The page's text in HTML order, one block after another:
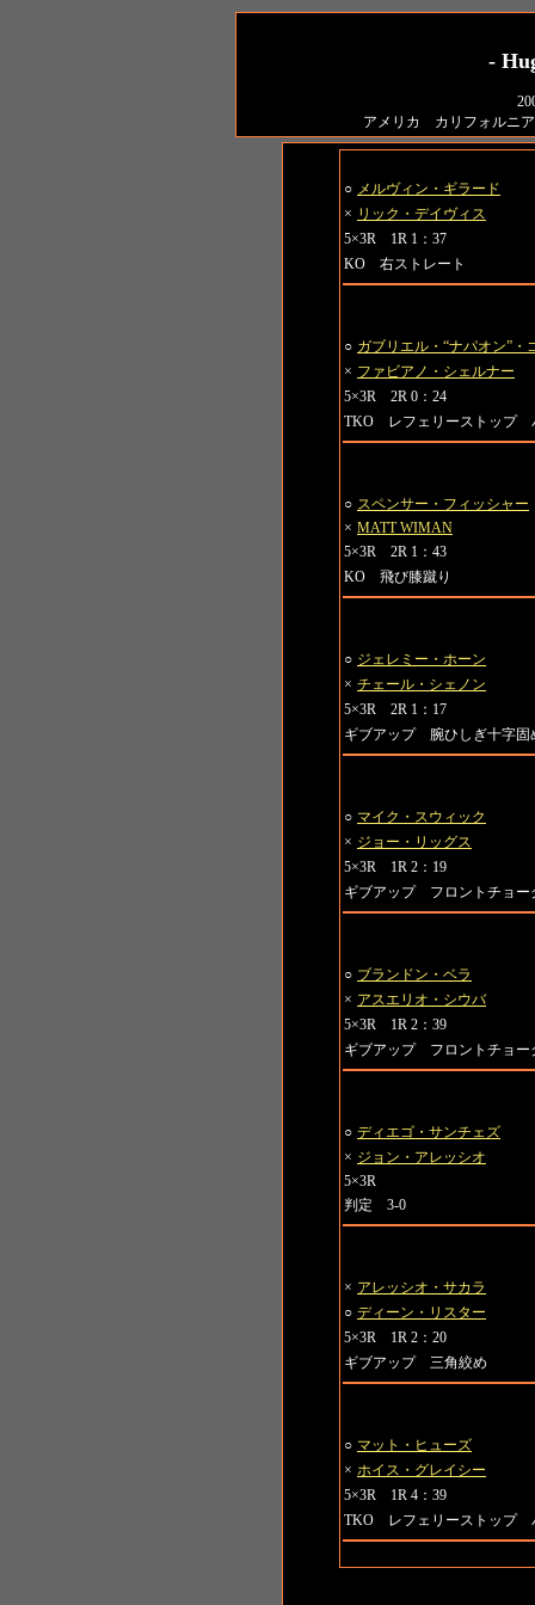
-
アメリカ カリフォルニ
○ メルヴィン・ギラード
× リック・デイヴィス
5×3R 1R 1：37
KO 右ストレート
○ ガブリエル・“ナパオン”・
× ファビアノ・シェルナー
5×3R 2R 0：24
TKO レフェリーストップ
○ スペンサー・フィッシャー
× MATT WIMAN
5×3R 2R 1：43
KO 飛び膝蹴り
○ ジェレミー・ホーン
× チェール・シェノン
5×3R 2R 1：17
ギブアップ 腕ひしぎ十字固
○ マイク・スウィック
× ジョー・リッグス
5×3R 1R 2：19
ギブアップ フロントチョー
○ ブランドン・ベラ
× アスエリオ・シウバ
5×3R 1R 2：39
ギブアップ フロントチョー
○ ディエゴ・サンチェズ
× ジョン・アレッシオ
5×3R
判定 3-0
× アレッシオ・サカラ
○ ディーン・リスター
5×3R 1R 2：20
ギブアップ 三角絞め
○ マット・ヒューズ
× ホイス・グレイシー
5×3R 1R 4：39
TKO レフェリーストップ